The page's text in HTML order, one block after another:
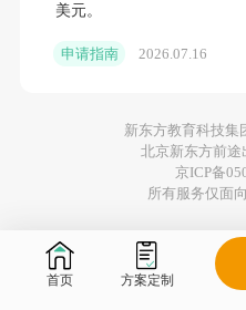
锻炼新闻采编的能力
重要组成部分，学校
比赛中表现优异。参
魄，还能培养学生的
申请菲利普斯埃克塞
而言，这是一场充满
美元。
申请指南 2026.07.16
新东方教育科技集
北京新东方前途
京ICP备
所有服务仅面
首页 方案定制